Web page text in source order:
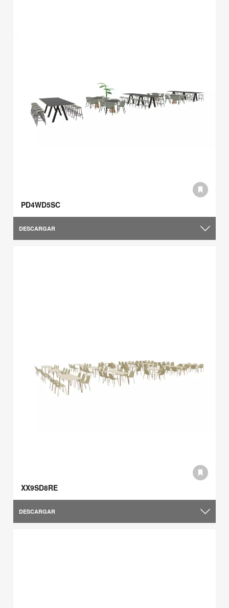
PD4WD5SC
DESCARGAR
XX9SD8RE
DESCARGAR